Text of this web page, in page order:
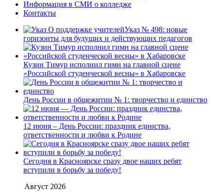
Информация в СМИ о колледже
Контакты
Указ № 498: новые
горизонты для будущих и действующих педагогов
Кузин Тимур исполнил гимн на главной сцене
«Российской студенческой весны» в Хабаровске
День России в общежитии № 1: творчество и единство
12 июня – День России: праздник единства,
ответственности и любви к Родине
Сегодня в Красноярске сразу двое наших ребят
вступили в борьбу за победу!
Август 2026